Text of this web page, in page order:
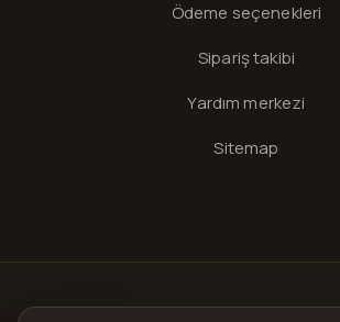
Ödeme seçenekleri
Sipariş takibi
Yardım merkezi
Sitemap